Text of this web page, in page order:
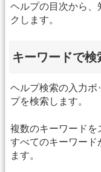
ヘルプの目次から、
クします。
キーワードで検
ヘルプ検索の入力ボ
プを検索します。
複数のキーワードを
すべてのキーワード
ます。